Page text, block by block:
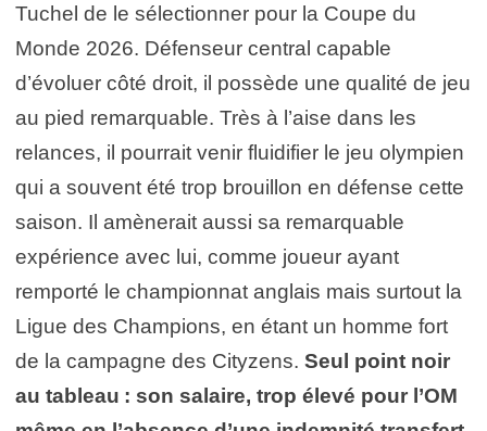
Tuchel de le sélectionner pour la Coupe du
Monde 2026. Défenseur central capable
d’évoluer côté droit, il possède une qualité de jeu
au pied remarquable. Très à l’aise dans les
relances, il pourrait venir fluidifier le jeu olympien
qui a souvent été trop brouillon en défense cette
saison. Il amènerait aussi sa remarquable
expérience avec lui, comme joueur ayant
remporté le championnat anglais mais surtout la
Ligue des Champions, en étant un homme fort
de la campagne des Cityzens. Seul point noir
au tableau : son salaire, trop élevé pour l’OM